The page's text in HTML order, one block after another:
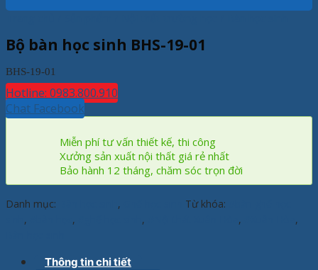
Bộ bàn học sinh BHS-19-01
BHS-19-01
Hotline: 0983.800.910
Chat Facebook
Miễn phí tư vấn thiết kế, thi công
Xưởng sản xuất nội thất giá rẻ nhất
Bảo hành 12 tháng, chăm sóc trọn đời
Danh mục: , Từ khóa:
, , , ,
,
Thông tin chi tiết